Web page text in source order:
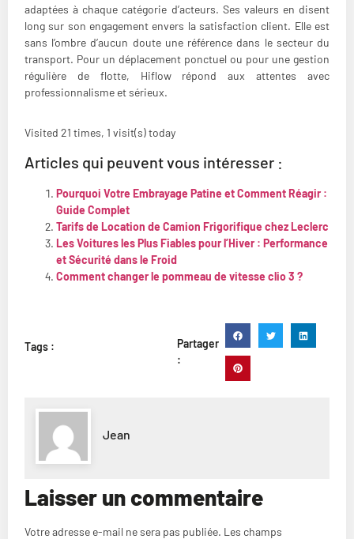
adaptées à chaque catégorie d’acteurs. Ses valeurs en disent
long sur son engagement envers la satisfaction client. Elle est
sans l’ombre d’aucun doute une référence dans le secteur du
transport. Pour un déplacement ponctuel ou pour une gestion
régulière de flotte, Hiflow répond aux attentes avec
professionnalisme et sérieux.
Visited 21 times, 1 visit(s) today
Articles qui peuvent vous intéresser :
Pourquoi Votre Embrayage Patine et Comment Réagir :
Guide Complet
Tarifs de Location de Camion Frigorifique chez Leclerc
Les Voitures les Plus Fiables pour l’Hiver : Performance
et Sécurité dans le Froid
Comment changer le pommeau de vitesse clio 3 ?
Tags :
Partager
:
Jean
Laisser un commentaire
Votre adresse e-mail ne sera pas publiée. Les champs